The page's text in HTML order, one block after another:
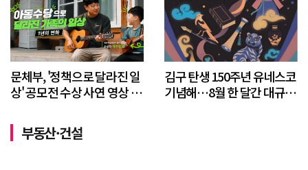
문체부, '정책으로 달라진 일
상' 공모전 수상 사연 영상 공
김구 탄생 150주년 유네스코
기념해…8월 한 달간 대규모
부동산·건설